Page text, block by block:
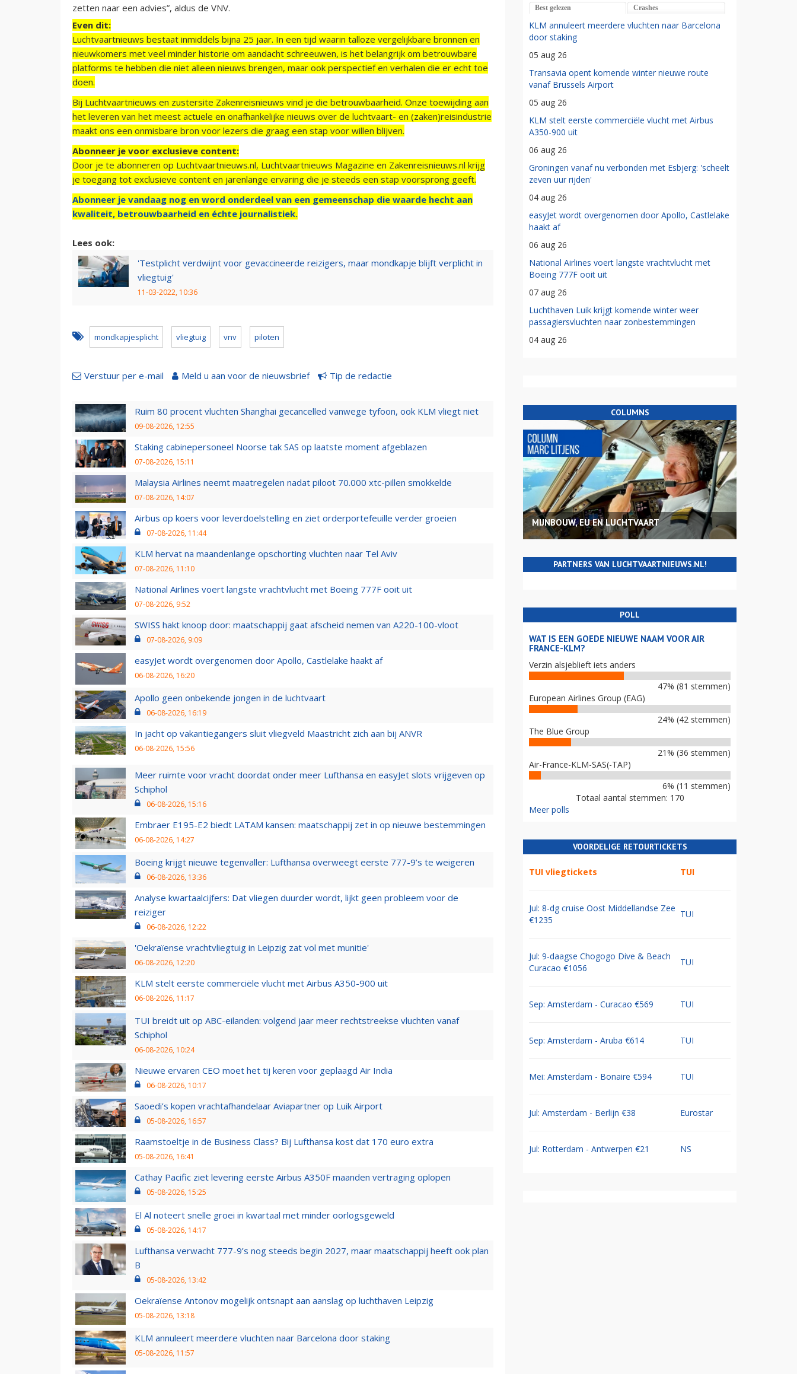
zetten naar een advies”, aldus de VNV.
Even dit:
Luchtvaartnieuws bestaat inmiddels bijna 25 jaar. In een tijd waarin talloze vergelijkbare bronnen en
nieuwkomers met veel minder historie om aandacht schreeuwen, is het belangrijk om betrouwbare
platforms te hebben die niet alleen nieuws brengen, maar ook perspectief en verhalen die er echt toe
doen.
Bij Luchtvaartnieuws en zustersite Zakenreisnieuws vind je die betrouwbaarheid. Onze toewijding aan
het leveren van het meest actuele en onafhankelijke nieuws over de luchtvaart- en (zaken)reisindustrie
maakt ons een onmisbare bron voor lezers die graag een stap voor willen blijven.
Abonneer je voor exclusieve content:
Door je te abonneren op Luchtvaartnieuws.nl, Luchtvaartnieuws Magazine en Zakenreisnieuws.nl krijg
je toegang tot exclusieve content en jarenlange ervaring die je steeds een stap voorsprong geeft.
Abonneer je vandaag nog en word onderdeel van een gemeenschap die waarde hecht aan
kwaliteit, betrouwbaarheid en échte journalistiek.
Lees ook:
'Testplicht verdwijnt voor gevaccineerde reizigers, maar mondkapje blijft verplicht in
vliegtuig'
11-03-2022, 10:36
mondkapjesplicht vliegtuig vnv piloten
Verstuur per e-mail Meld u aan voor de nieuwsbrief Tip de redactie
Ruim 80 procent vluchten Shanghai gecancelled vanwege tyfoon, ook KLM vliegt niet
09-08-2026, 12:55
Staking cabinepersoneel Noorse tak SAS op laatste moment afgeblazen
07-08-2026, 15:11
Malaysia Airlines neemt maatregelen nadat piloot 70.000 xtc-pillen smokkelde
07-08-2026, 14:07
Airbus op koers voor leverdoelstelling en ziet orderportefeuille verder groeien
07-08-2026, 11:44
KLM hervat na maandenlange opschorting vluchten naar Tel Aviv
07-08-2026, 11:10
National Airlines voert langste vrachtvlucht met Boeing 777F ooit uit
07-08-2026, 9:52
SWISS hakt knoop door: maatschappij gaat afscheid nemen van A220-100-vloot
07-08-2026, 9:09
easyJet wordt overgenomen door Apollo, Castlelake haakt af
06-08-2026, 16:20
Apollo geen onbekende jongen in de luchtvaart
06-08-2026, 16:19
In jacht op vakantiegangers sluit vliegveld Maastricht zich aan bij ANVR
06-08-2026, 15:56
Meer ruimte voor vracht doordat onder meer Lufthansa en easyJet slots vrijgeven op
Schiphol
06-08-2026, 15:16
Embraer E195-E2 biedt LATAM kansen: maatschappij zet in op nieuwe bestemmingen
06-08-2026, 14:27
Boeing krijgt nieuwe tegenvaller: Lufthansa overweegt eerste 777-9’s te weigeren
06-08-2026, 13:36
Analyse kwartaalcijfers: Dat vliegen duurder wordt, lijkt geen probleem voor de
reiziger
06-08-2026, 12:22
'Oekraïense vrachtvliegtuig in Leipzig zat vol met munitie'
06-08-2026, 12:20
KLM stelt eerste commerciële vlucht met Airbus A350-900 uit
06-08-2026, 11:17
TUI breidt uit op ABC-eilanden: volgend jaar meer rechtstreekse vluchten vanaf
Schiphol
06-08-2026, 10:24
Nieuwe ervaren CEO moet het tij keren voor geplaagd Air India
06-08-2026, 10:17
Saoedi’s kopen vrachtafhandelaar Aviapartner op Luik Airport
05-08-2026, 16:57
Raamstoeltje in de Business Class? Bij Lufthansa kost dat 170 euro extra
05-08-2026, 16:41
Cathay Pacific ziet levering eerste Airbus A350F maanden vertraging oplopen
05-08-2026, 15:25
El Al noteert snelle groei in kwartaal met minder oorlogsgeweld
05-08-2026, 14:17
Lufthansa verwacht 777-9’s nog steeds begin 2027, maar maatschappij heeft ook plan
B
05-08-2026, 13:42
Oekraïense Antonov mogelijk ontsnapt aan aanslag op luchthaven Leipzig
05-08-2026, 13:18
KLM annuleert meerdere vluchten naar Barcelona door staking
05-08-2026, 11:57
Best gelezen Crashes
KLM annuleert meerdere vluchten naar Barcelona
door staking
05 aug 26
Transavia opent komende winter nieuwe route
vanaf Brussels Airport
05 aug 26
KLM stelt eerste commerciële vlucht met Airbus
A350-900 uit
06 aug 26
Groningen vanaf nu verbonden met Esbjerg: 'scheelt
zeven uur rijden'
04 aug 26
easyJet wordt overgenomen door Apollo, Castlelake
haakt af
06 aug 26
National Airlines voert langste vrachtvlucht met
Boeing 777F ooit uit
07 aug 26
Luchthaven Luik krijgt komende winter weer
passagiersvluchten naar zonbestemmingen
04 aug 26
COLUMNS
MIJNBOUW, EU EN LUCHTVAART
PARTNERS VAN LUCHTVAARTNIEUWS.NL!
POLL
WAT IS EEN GOEDE NIEUWE NAAM VOOR AIR
FRANCE-KLM?
Verzin alsjeblieft iets anders
47% (81 stemmen)
European Airlines Group (EAG)
24% (42 stemmen)
The Blue Group
21% (36 stemmen)
Air-France-KLM-SAS(-TAP)
6% (11 stemmen)
Totaal aantal stemmen: 170
Meer polls
VOORDELIGE RETOURTICKETS
TUI vliegtickets TUI
Jul: 8-dg cruise Oost Middellandse Zee
€1235
TUI
Jul: 9-daagse Chogogo Dive & Beach
Curacao €1056
TUI
Sep: Amsterdam - Curacao €569 TUI
Sep: Amsterdam - Aruba €614 TUI
Mei: Amsterdam - Bonaire €594 TUI
Jul: Amsterdam - Berlijn €38 Eurostar
Jul: Rotterdam - Antwerpen €21 NS